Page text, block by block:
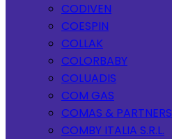
CODIVEN
COESPIN
COLLAK
COLORBABY
COLUADIS
COM GAS
COMAS & PARTNERS
COMBY ITALIA S.R.L.